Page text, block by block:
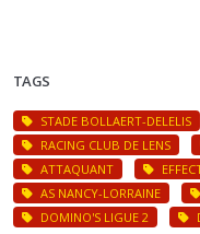
TAGS
STADE BOLLAERT-DELELIS
RACING CLUB DE LENS
ATTAQUANT
AS NANCY-LORRAINE
DOMINO'S LIGUE 2